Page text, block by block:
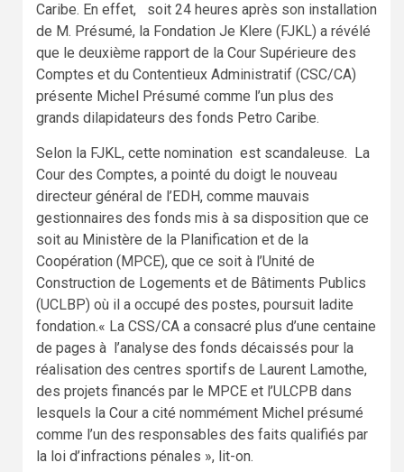
Caribe. En effet, soit 24 heures après son installation
de M. Présumé, la Fondation Je Klere (FJKL) a révélé
que le deuxième rapport de la Cour Supérieure des
Comptes et du Contentieux Administratif (CSC/CA)
présente Michel Présumé comme l’un plus des
grands dilapidateurs des fonds Petro Caribe.
Selon la FJKL, cette nomination est scandaleuse. La
Cour des Comptes, a pointé du doigt le nouveau
directeur général de l’EDH, comme mauvais
gestionnaires des fonds mis à sa disposition que ce
soit au Ministère de la Planification et de la
Coopération (MPCE), que ce soit à l’Unité de
Construction de Logements et de Bâtiments Publics
(UCLBP) où il a occupé des postes, poursuit ladite
fondation.« La CSS/CA a consacré plus d’une centaine
de pages à l’analyse des fonds décaissés pour la
réalisation des centres sportifs de Laurent Lamothe,
des projets financés par le MPCE et l’ULCPB dans
lesquels la Cour a cité nommément Michel présumé
comme l’un des responsables des faits qualifiés par
la loi d’infractions pénales », lit-on.